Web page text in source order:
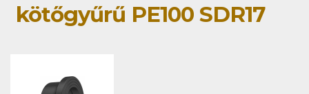
kötőgyűrű PE100 SDR17